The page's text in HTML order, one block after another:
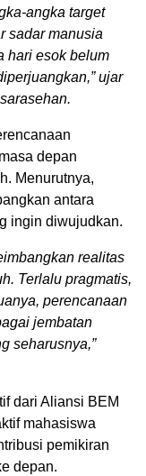
angka target
sadar manusia
hari esok belum
ujar
depan
Menurutnya,
antara
ingin diwujudkan.
realitas
Terlalu pragmatis,
perencanaan
jembatan
seharusnya,”
dari Aliansi BEM
mahasiswa
pemikiran
depan.